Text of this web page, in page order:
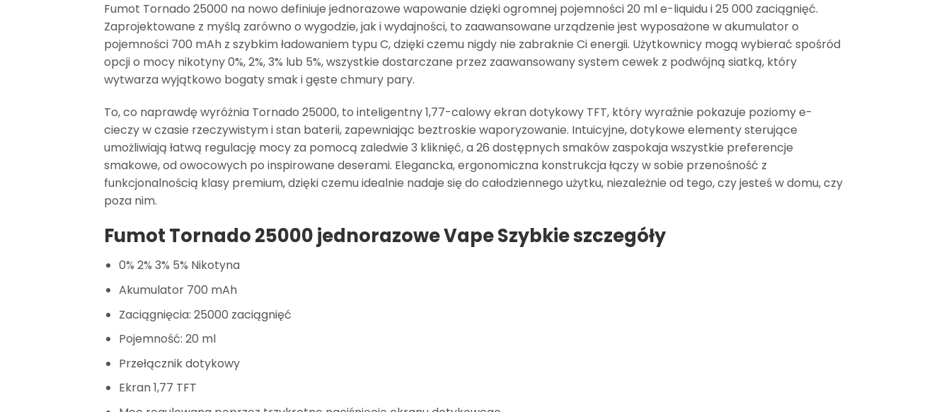
Fumot Tornado 25000 na nowo definiuje jednorazowe wapowanie dzięki ogromnej pojemności 20 ml e-liquidu i 25 000 zaciągnięć.
Zaprojektowane z myślą zarówno o wygodzie, jak i wydajności, to zaawansowane urządzenie jest wyposażone w akumulator o
pojemności 700 mAh z szybkim ładowaniem typu C, dzięki czemu nigdy nie zabraknie Ci energii. Użytkownicy mogą wybierać spośród
opcji o mocy nikotyny 0%, 2%, 3% lub 5%, wszystkie dostarczane przez zaawansowany system cewek z podwójną siatką, który
wytwarza wyjątkowo bogaty smak i gęste chmury pary.
To, co naprawdę wyróżnia Tornado 25000, to inteligentny 1,77-calowy ekran dotykowy TFT, który wyraźnie pokazuje poziomy e-
cieczy w czasie rzeczywistym i stan baterii, zapewniając beztroskie waporyzowanie. Intuicyjne, dotykowe elementy sterujące
umożliwiają łatwą regulację mocy za pomocą zaledwie 3 kliknięć, a 26 dostępnych smaków zaspokaja wszystkie preferencje
smakowe, od owocowych po inspirowane deserami. Elegancka, ergonomiczna konstrukcja łączy w sobie przenośność z
funkcjonalnością klasy premium, dzięki czemu idealnie nadaje się do całodziennego użytku, niezależnie od tego, czy jesteś w domu, czy
poza nim.
Fumot Tornado 25000 jednorazowe Vape Szybkie szczegóły
0% 2% 3% 5% Nikotyna
Akumulator 700 mAh
Zaciągnięcia: 25000 zaciągnięć
Pojemność: 20 ml
Przełącznik dotykowy
Ekran 1,77 TFT